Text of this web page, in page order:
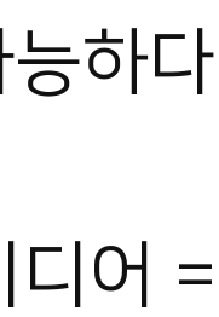
하
디어